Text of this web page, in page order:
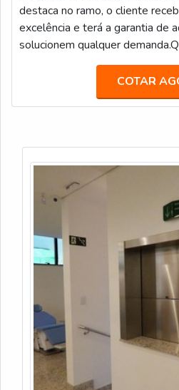
destaca no ramo, o cliente
excelência e terá a garantia de
solucionem qualquer
comprar elevador industrial,
Engenharia o cliente obterá
de uma companhia com mais de
COTAR